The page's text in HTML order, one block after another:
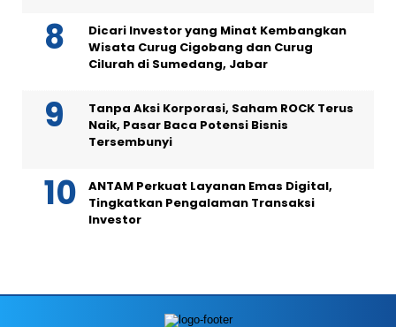
Dicari Investor yang Minat Kembangkan
Wisata Curug Cigobang dan Curug
Cilurah di Sumedang, Jabar
Tanpa Aksi Korporasi, Saham ROCK Terus
Naik, Pasar Baca Potensi Bisnis
Tersembunyi
ANTAM Perkuat Layanan Emas Digital,
Tingkatkan Pengalaman Transaksi
Investor